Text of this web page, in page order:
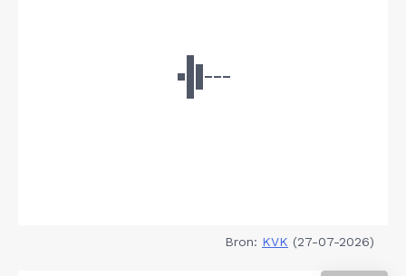
Bron: KVK (27-07-2026)